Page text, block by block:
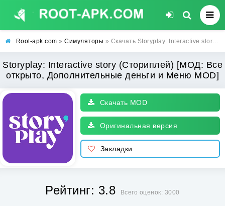
Root-apk.com » Симуляторы » Скачать Storyplay: Interactive story (Сториплей) [МОД: Все открыто, Дополнительные деньги и Меню MOD] | Взлом Storyplay: Interactive story на Андроид
Storyplay: Interactive story (Сториплей) [МОД: Все
открыто, Дополнительные деньги и Меню MOD]
Скачать MOD
Оригинальная версия
Закладки
Рейтинг: 3.8 Всего оценок: 3000